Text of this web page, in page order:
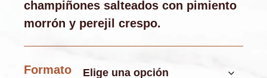
champiñones salteados con pimiento
morrón y perejil crespo.
Formato